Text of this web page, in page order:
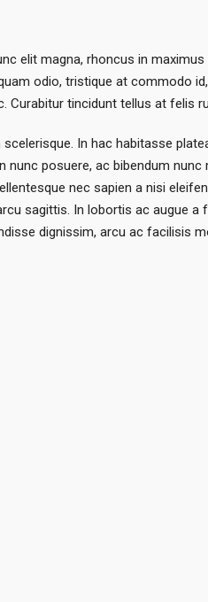
elit magna, rhoncus in
odio, tristique at commodo
Curabitur tincidunt tellus at felis
In hac habitasse
posuere, ac bibendum nunc
nec sapien a nisi
sagittis. In lobortis ac augue
dignissim, arcu ac facilisis